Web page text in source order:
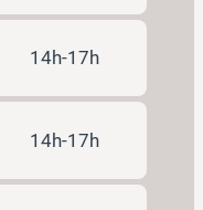
14h-17h
14h-17h